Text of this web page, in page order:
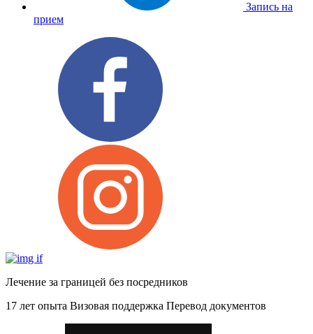
Запись на
прием
Лечение за границей без посредников
17 лет опыта Визовая поддержка Перевод документов